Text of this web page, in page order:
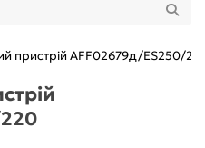
пристрій AFF02679д/ES250/